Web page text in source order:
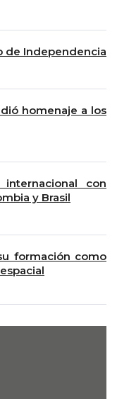
de Independencia
homenaje a los
con
y Brasil
formación como